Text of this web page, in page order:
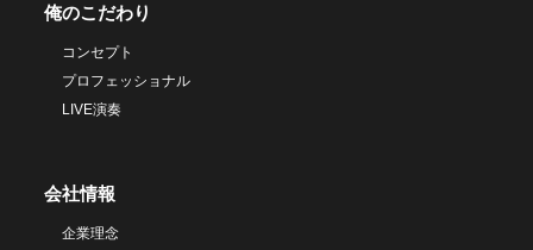
俺のこだわり
コンセプト
プロフェッショナル
LIVE演奏
会社情報
企業理念